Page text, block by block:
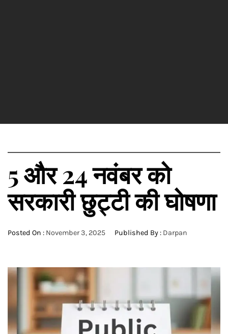
5 और 24 नवंबर को
सरकारी छुट्टी की घोषणा
Posted On : November 3, 2025 Published By : Darpan